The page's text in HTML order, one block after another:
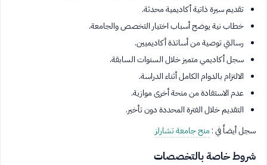
تقديم سيرة ذاتية أكاديمية محدثة.
خطاب نية يوضح أسباب اختيار التخصص والجامعة.
رسالتي توصية من أساتذة أكاديميين.
سجل أكاديمي متميز خلال السنوات السابقة.
الالتزام بالدوام الكامل أثناء الدراسة.
عدم الاستفادة من منحة أخرى موازية.
التقديم خلال الفترة المحددة دون تأخير.
سجل أيضاً في :منح جامعة تشارلز
شروط خاصة بالتخصصات